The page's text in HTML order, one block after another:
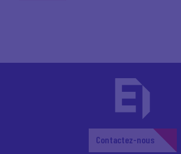
Contactez-nous